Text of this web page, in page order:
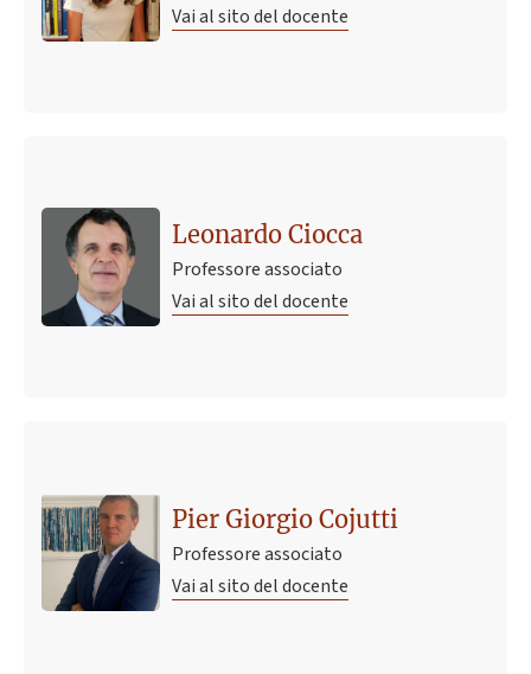
Vai al sito del docente
Leonardo Ciocca
Professore associato
Vai al sito del docente
Pier Giorgio Cojutti
Professore associato
Vai al sito del docente